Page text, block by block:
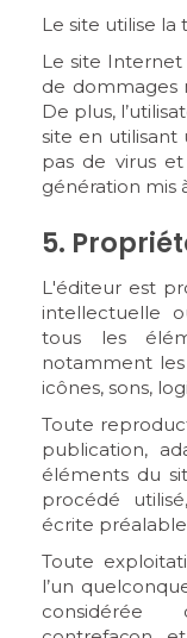
Le site utilise la
Le site
de dommages
De plus,
site en
pas de virus
génération mis
5.
L'éditeur est
intellectuelle
tous les
notamment les
icônes, sons,
Toute
publication,
éléments du
procédé
écrite
Toute
l’un
considérée